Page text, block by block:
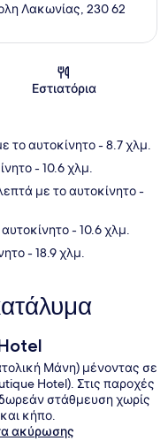
Λακωνίας, 230 62
Εστιατόρια
το αυτοκίνητο- 8.7 χλμ.
- 10.6 χλμ.
με το αυτοκίνητο-
- 10.6 χλμ.
- 18.9 χλμ.
Μάνη) μένοντας σε
Hotel). Στις παροχές
στάθμευση χωρίς
κήπο.
ακύρωσης